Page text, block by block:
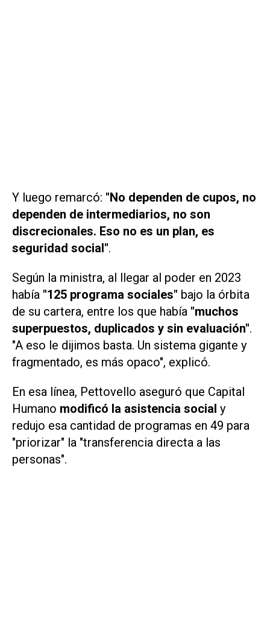
Y luego remarcó: "No dependen de cupos, no
dependen de intermediarios, no son
discrecionales. Eso no es un plan, es
seguridad social".
Según la ministra, al llegar al poder en 2023
había "125 programa sociales" bajo la órbita
de su cartera, entre los que había "muchos
superpuestos, duplicados y sin evaluación".
"A eso le dijimos basta. Un sistema gigante y
fragmentado, es más opaco", explicó.
En esa línea, Pettovello aseguró que Capital
Humano modificó la asistencia social y
redujo esa cantidad de programas en 49 para
"priorizar" la "transferencia directa a las
personas".